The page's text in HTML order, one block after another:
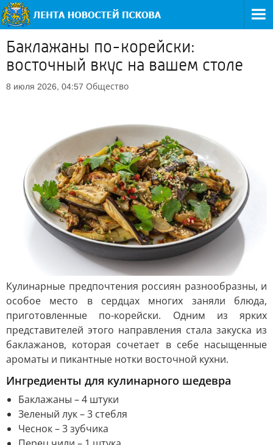
Баклажаны по-корейски:
восточный вкус на вашем столе
8 июля 2026, 04:57 Общество
Кулинарные предпочтения россиян разнообразны, и
особое место в сердцах многих заняли блюда,
приготовленные по-корейски. Одним из ярких
представителей этого направления стала закуска из
баклажанов, которая сочетает в себе насыщенные
ароматы и пикантные нотки восточной кухни.
Ингредиенты для кулинарного шедевра
Баклажаны – 4 штуки
Зеленый лук – 3 стебля
Чеснок – 3 зубчика